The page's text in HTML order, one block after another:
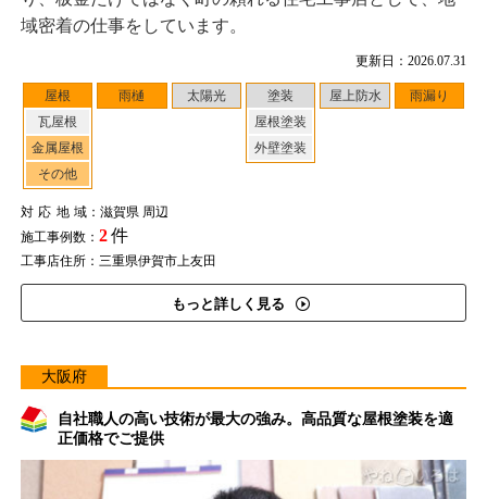
更新日：2026.07.31
屋根
瓦屋根
金属屋根
その他
雨樋 太陽光
塗装
屋根塗装
外壁塗装
屋上防水 雨漏り
対応地域：滋賀県 周辺
施工事例数： 2件
工事店住所：三重県伊賀市上友田
もっと詳しく見る
域密着の仕事をしています。
大阪府
自社職人の高い技術が最大の強み。高品質な屋根塗装を適
正価格でご提供